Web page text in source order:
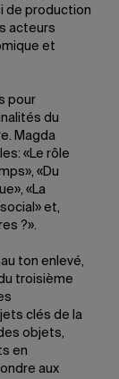
de production
acteurs
et
pour
du
Magda
«Le rôle
«Du
«La
et,
?».
ton enlevé,
troisième
clés de la
objets,
en
aux